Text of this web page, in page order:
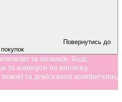
Повернутись до
покупок
та малюків. Боді,
та конверти на виписку,
та демісезонні комбінезони,